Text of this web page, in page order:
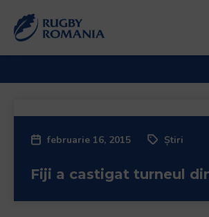
februarie 16, 2015 Știri
Fiji a castigat turneul